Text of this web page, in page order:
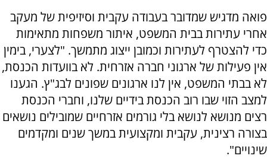
פואה מדגיש שמדובר בעבודה עקבית וסיזיפית של מעקב
אחרי עתירות בבית המשפט, איתור משפחות מתאימות
כדי להצטרף לעתירות וכמובן ייצוג מתמשך. "לצערי, בימין
אין פעילות של ארגוני חברה אזרחית. לא בוועדות הכנסת,
לא בבתי המשפט, אין לנו ארגונים שפונים לבג"ץ. הגענו
למצב הזוי שבו רוב הכנסת בידיים שלנו, וחברי הכנסת
רצים מנושא לנושא בלי גורמים אזרחיים שמובילים נושאים
בצורה רצינית, עקבית ומקצועית במשך שנים ומקדמים
שינויים".